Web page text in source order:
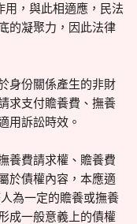
用，與此相適應，民法
的凝聚力，因此法律
身份關係產生的非財
求支付贍養費、撫養
用訴訟時效。
養費請求權、贍養費
於債權內容，本應適
為一定的贍養或撫養
成一般意義上的債權